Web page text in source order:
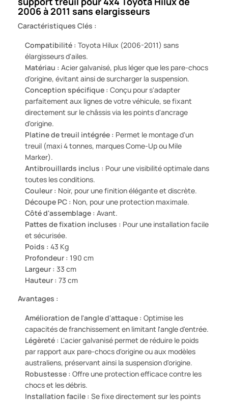
2006 à 2011 sans elargisseurs
Caractéristiques Clés :
Compatibilité : Toyota Hilux (2006-2011) sans
élargisseurs d'ailes.
Matériau : Acier galvanisé, plus léger que les pare-chocs
d'origine, évitant ainsi de surcharger la suspension.
Conception spécifique : Conçu pour s'adapter
parfaitement aux lignes de votre véhicule, se fixant
directement sur le châssis via les points d'ancrage
d'origine.
Platine de treuil intégrée : Permet le montage d'un
treuil (maxi 4 tonnes, marques Come-Up ou Mile
Marker).
Antibrouillards inclus : Pour une visibilité optimale dans
toutes les conditions.
Couleur : Noir, pour une finition élégante et discrète.
Découpe PC : Non, pour une protection maximale.
Côté d'assemblage : Avant.
Pattes de fixation incluses : Pour une installation facile
et sécurisée.
Poids : 43 Kg
Profondeur : 190 cm
Largeur : 33 cm
Hauteur : 73 cm
Avantages :
Amélioration de l'angle d'attaque : Optimise les
capacités de franchissement en limitant l'angle d'entrée.
Légèreté : L'acier galvanisé permet de réduire le poids
par rapport aux pare-chocs d'origine ou aux modèles
australiens, préservant ainsi la suspension d'origine.
Robustesse : Offre une protection efficace contre les
chocs et les débris.
Installation facile : Se fixe directement sur les points